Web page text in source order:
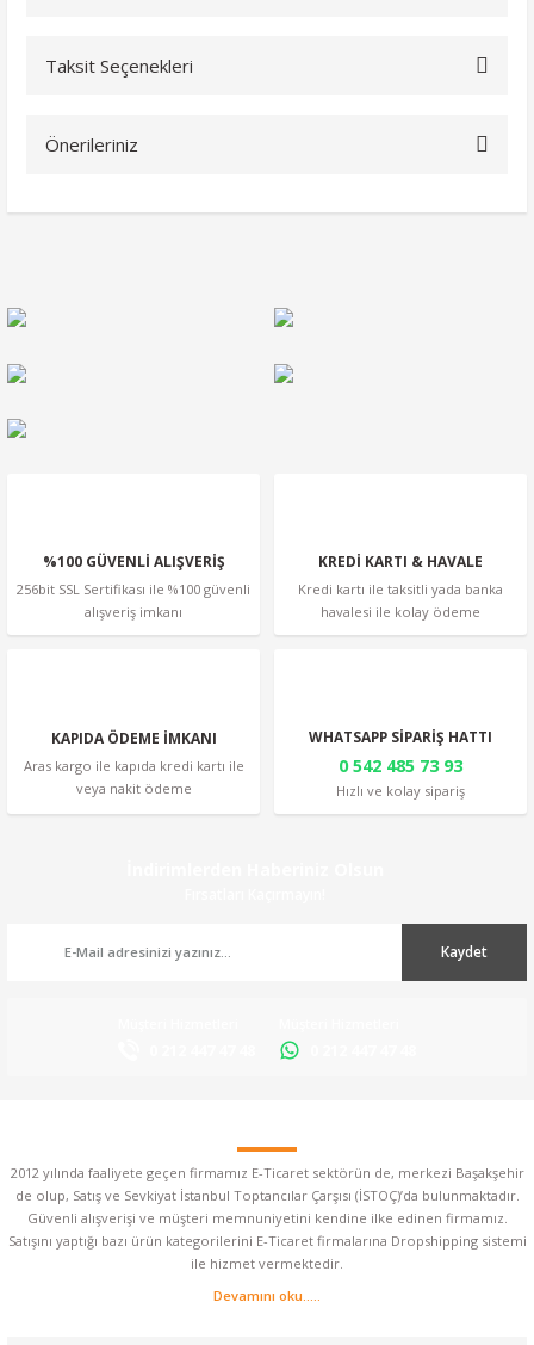
Taksit Seçenekleri
Önerileriniz
Ürün resmi kalitesiz, bozuk veya görüntülenemiyor.
Ürün açıklamasında eksik bilgiler bulunuyor.
%100 GÜVENLİ ALIŞVERİŞ
256bit SSL Sertifikası ile %100 güvenli
alışveriş imkanı
KREDİ KARTI & HAVALE
Kredi kartı ile taksitli yada banka
havalesi ile kolay ödeme
KAPIDA ÖDEME İMKANI
Aras kargo ile kapıda kredi kartı ile
veya nakit ödeme
WHATSAPP SİPARİŞ HATTI
0 542 485 73 93
Hızlı ve kolay sipariş
Kaydet
2012 yılında faaliyete geçen firmamız E-Ticaret sektörün de, merkezi Başakşehir
de olup, Satış ve Sevkiyat İstanbul Toptancılar Çarşısı (İSTOÇ)’da bulunmaktadır.
Güvenli alışverişi ve müşteri memnuniyetini kendine ilke edinen firmamız.
Satışını yaptığı bazı ürün kategorilerini E-Ticaret firmalarına Dropshipping sistemi
ile hizmet vermektedir.
Devamını oku.....